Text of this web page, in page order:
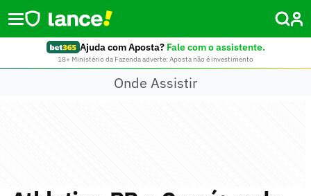
Ajuda com Aposta? Fale com o assistente.
18+ Ministério da Fazenda adverte: Aposta não é investimento
Onde Assistir